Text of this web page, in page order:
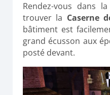
Rendez-vous dans
trouver la Caserne
bâtiment est
grand écusson aux
posté devant.